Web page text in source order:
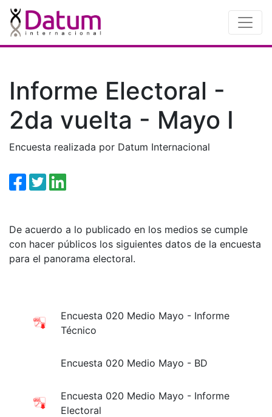
Informe Electoral -
2da vuelta - Mayo I
Encuesta realizada por Datum Internacional
De acuerdo a lo publicado en los medios se cumple
con hacer públicos los siguientes datos de la encuesta
para el panorama electoral.
Encuesta 020 Medio Mayo - Informe
Técnico
Encuesta 020 Medio Mayo - BD
Encuesta 020 Medio Mayo - Informe
Electoral